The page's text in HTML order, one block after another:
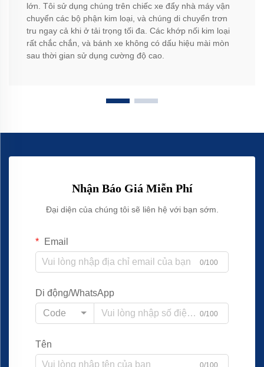
lớn. Tôi sử dụng chúng trên chiếc xe đẩy nhà máy vận
chuyển các bộ phận kim loại, và chúng di chuyển trơn
tru ngay cả khi ở tải trọng tối đa. Các khớp nối kim loại
rất chắc chắn, và bánh xe không có dấu hiệu mài mòn
sau thời gian sử dụng cường độ cao.
Nhận Báo Giá Miễn Phí
Đại diện của chúng tôi sẽ liên hệ với bạn sớm.
Email
0/100
Di động/WhatsApp
Code
0/100
Tên
0/100